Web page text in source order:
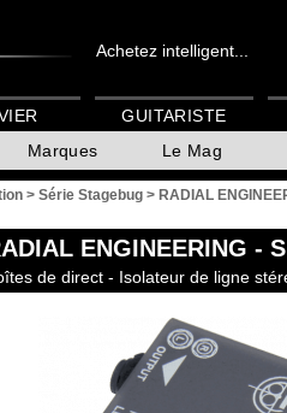
Achetez intelligent...
Marques Le Mag
GUITARISTE
> Série Stagebug > RADIAL
ENGINEERING -
de direct - Isolateur de ligne